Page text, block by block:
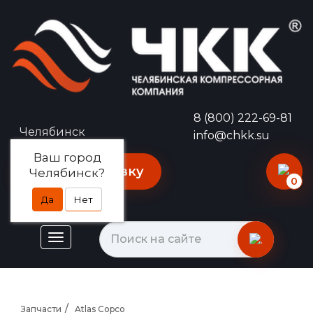
Челябинск
Ваш город
Челябинск?
Да Нет
8 (800) 222-69-81
info@chkk.su
Оставить заявку
0
Запчасти Atlas Copco